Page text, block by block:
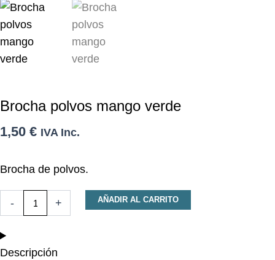
Brocha polvos mango verde
1,50 € IVA Inc.
Brocha de polvos.
-
verde
cantidad
+ AÑADIR AL CARRITO
Descripción